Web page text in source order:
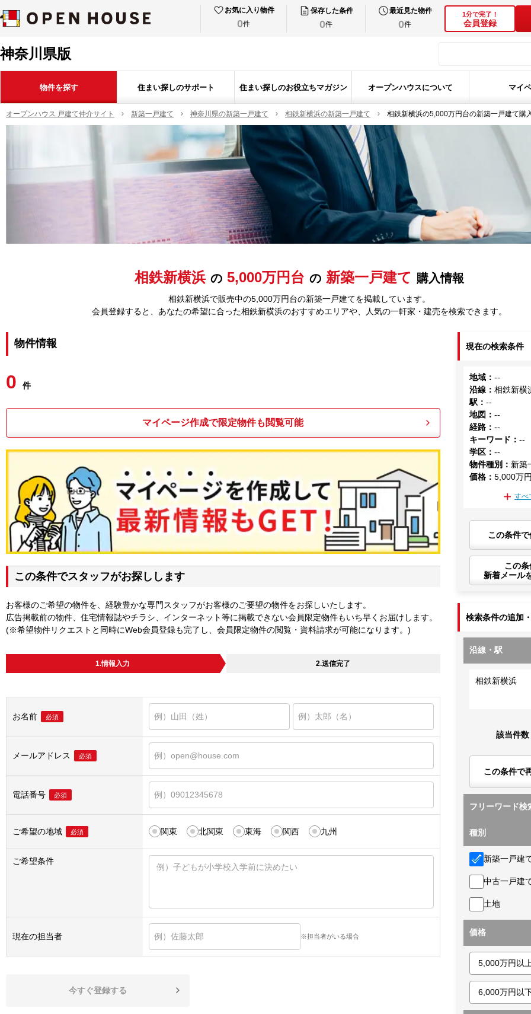
お気に入り物件
0件
保存した条件
0件
最近見た物件
0件
1分で完了！
会員登録
神奈川県版
物件を探す 住まい探しのサポート 住まい探しのお役立ちマガジン オープンハウスについて マイ
オープンハウス 戸建て仲介サイト 新築一戸建て 神奈川県の新築一戸建て 相鉄新横浜の新築一戸建て 相鉄新横浜の5,000万円台の新築一戸建て購
相鉄新横浜 の 5,000万円台 の 新築一戸建て 購入情報
相鉄新横浜で販売中の5,000万円台の新築一戸建てを掲載しています。
会員登録すると、あなたの希望に合った相鉄新横浜のおすすめエリアや、人気の一軒家・建売を検索できます。
物件情報
0 件
マイページ作成で限定物件も閲覧可能
この条件でスタッフがお探しします
お客様のご希望の物件を、経験豊かな専門スタッフがお客様のご要望の物件をお探しいたします。
広告掲載前の物件、住宅情報誌やチラシ、インターネット等に掲載できない会員限定物件もいち早くお届けします。
(※希望物件リクエストと同時にWeb会員登録も完了し、会員限定物件の閲覧・資料請求が可能になります。)
1.情報入力 2.送信完了
お名前 必須
メールアドレス 必須
電話番号 必須
ご希望の地域 必須 関東 北関東 東海 関西 九州
ご希望条件
現在の担当者 ※担当者がいる場合
今すぐ登録する
現在の検索条件
地域 ：--
沿線 ：相鉄新横
駅 ：--
地図 ：--
経路 ：--
キーワード ：--
学区 ：--
物件種別 ： 新築
価格 ：5,000万
すべ
この条件
この
新着メール
検索条件の追加
沿線・駅
相鉄新横浜
該当件数
この条件で
フリーワード検
種別
新築一戸建
中古一戸建
土地
価格